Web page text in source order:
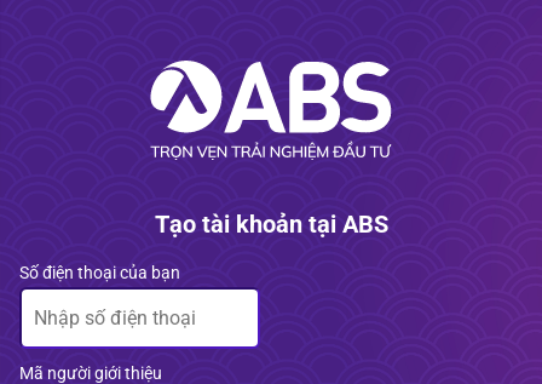
Tạo tài khoản tại ABS
Số điện thoại của bạn
Mã người giới thiệu